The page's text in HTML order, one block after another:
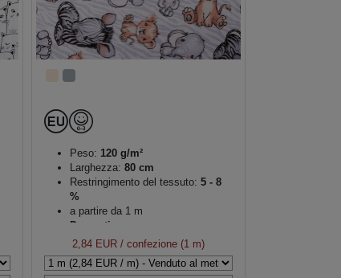
Peso: 120 g/m²
Larghezza: 80 cm
Restringimento del tessuto: 5 - 8
%
a partire da 1 m
Decorativo
2,84 EUR/ confezione (1 m)